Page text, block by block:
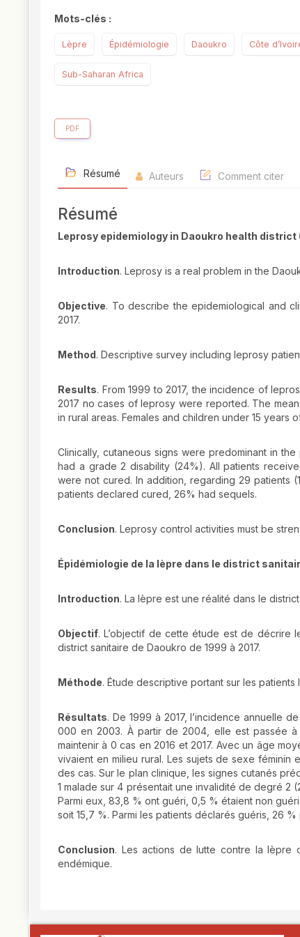
Mots-clés :
Lèpre Épidémiologie Daoukro Côte
Sub-Saharan Africa
PDF
Résumé Auteurs Comment citer
Résumé
Leprosy epidemiology in Daoukro health district
Introduction. Leprosy is a real problem in the
Objective. To describe the epidemiological and
2017.
Method. Descriptive survey including leprosy
Results. From 1999 to 2017, the incidence of
2017 no cases of leprosy were reported. The
in rural areas. Females and children under 15
Clinically, cutaneous signs were predominant in
had a grade 2 disability (24%). All patients
were not cured. In addition, regarding 29 patients
patients declared cured, 26% had sequels.
Conclusion. Leprosy control activities must be
Épidémiologie de la lèpre dans le district
Introduction. La lèpre est une réalité dans le
Objectif. L’objectif de cette étude est de décrire
district sanitaire de Daoukro de 1999 à 2017.
Méthode. Étude descriptive portant sur les
Résultats. De 1999 à 2017, l’incidence annuelle
000 en 2003. À partir de 2004, elle est passée à
maintenir à 0 cas en 2016 et 2017. Avec un âge
vivaient en milieu rural. Les sujets de sexe féminin
des cas. Sur le plan clinique, les signes cutanés
1 malade sur 4 présentait une invalidité de degré 2
Parmi eux, 83,8 % ont guéri, 0,5 % étaient non
soit 15,7 %. Parmi les patients déclarés guéris, 26
Conclusion. Les actions de lutte contre la lèpre
endémique.